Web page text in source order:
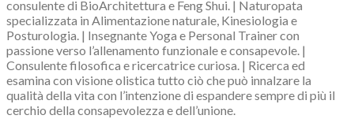
consulente di BioArchitettura e Feng Shui. | Naturopata
specializzata in Alimentazione naturale, Kinesiologia e
Posturologia. | Insegnante Yoga e Personal Trainer con
passione verso l’allenamento funzionale e consapevole. |
Consulente filosofica e ricercatrice curiosa. | Ricerca ed
esamina con visione olistica tutto ciò che può innalzare la
qualità della vita con l’intenzione di espandere sempre di più il
cerchio della consapevolezza e dell’unione.